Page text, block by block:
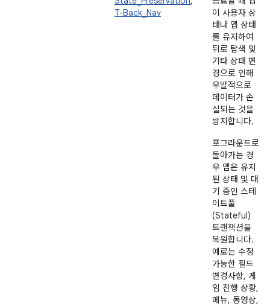
T-Back_Nav
이 사용자 상
태나 앱 상태
를 유지하여
뒤로 탐색 및
기타 상태 변
경으로 인해
우발적으로
데이터가 손
실되는 것을
방지합니다.
포그라운드로
돌아가는 경
우 앱은 유지
된 상태 및 대
기 중인 스테
이트풀
(Stateful)
트랜잭션을
복원합니다.
예로는 수정
가능한 필드
변경사항, 게
임 진행 상황,
메뉴, 동영상,